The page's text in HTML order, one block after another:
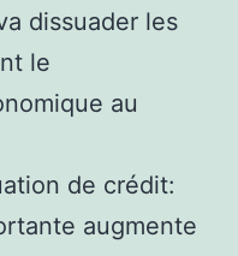
dissuader les
le
au
de crédit:
augmente